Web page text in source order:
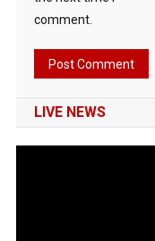
comment.
LIVE NEWS